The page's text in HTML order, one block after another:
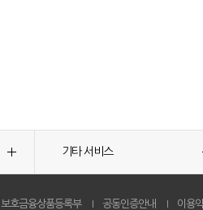
기타 서비스
보호금융상품등록부 공동인증안내 이용